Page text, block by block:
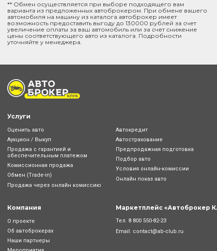
** Обмен осуществляется при выборе подходящего вам
варианта из предложенных автоброкером. При обмене вашего
автомобиля на машину из каталога автоброкер имеет
возможность предоставить выгоду до 130000 рублей за счет
увеличение оплаты за ваш автомобиль или за счет снижение
цены соответствующего авто из каталога. Подробности
уточняйте у менеджера.
Услуги
Оценить авто
Аукцион / Выкуп
Продажа с гарантией и
обеспечительным платежом
Комиссионная продажа
Обмен (Trade-in)
Продажа через онлайн комиссию
Автокредит
Автострахование
Предпродажная подготовка
Подбор авто
Условия онлайн-комиcсии
Онлайн показ авто
Компания
О проекте
Об автоброкерах
Наши партнеры
Маркетплейс «Автоброкер
Тел. 8 800 550-82-23
Email: contact@ab-club.ru